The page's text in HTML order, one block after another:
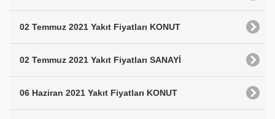
02 Temmuz 2021 Yakıt Fiyatları KONUT
02 Temmuz 2021 Yakıt Fiyatları SANAYİ
06 Haziran 2021 Yakıt Fiyatları KONUT